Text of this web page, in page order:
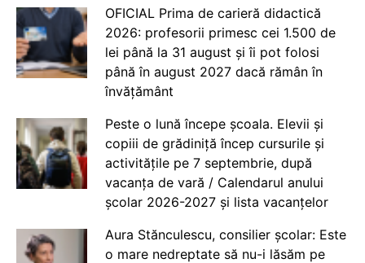
OFICIAL Prima de carieră didactică
2026: profesorii primesc cei 1.500 de
lei până la 31 august și îi pot folosi
până în august 2027 dacă rămân în
învățământ
Peste o lună începe școala. Elevii și
copiii de grădiniță încep cursurile și
activitățile pe 7 septembrie, după
vacanța de vară / Calendarul anului
școlar 2026-2027 și lista vacanțelor
Aura Stănculescu, consilier școlar: Este
o mare nedreptate să nu-i lăsăm pe